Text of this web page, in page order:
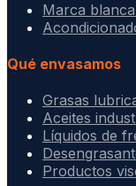
Marca
Qué envasamos
Grasas
Aceites
Líquidos de
Productos